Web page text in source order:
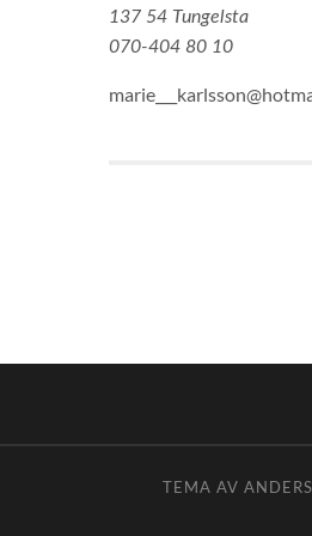
137 54 Tungelsta
070-404 80 10
TEMA AV